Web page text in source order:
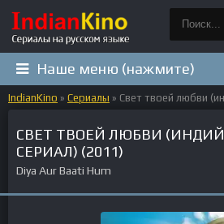
Наше меню (нажмите)
IndianKino » Сериалы » Свет твоей любви
СВЕТ ТВОЕЙ ЛЮБВИ
СЕРИАЛ) (2011)
Diya Aur Baati Hum